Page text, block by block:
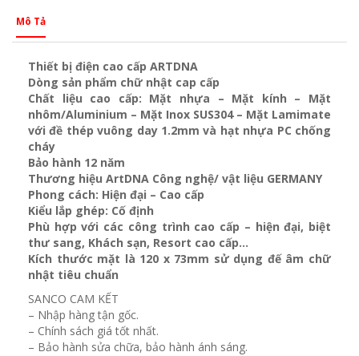
Mô Tả
Thiết bị điện cao cấp ARTDNA
Dòng sản phẩm chữ nhật cap cấp
Chất liệu cao cấp: Mặt nhựa – Mặt kính – Mặt
nhôm/Aluminium – Mặt Inox SUS304 – Mặt Lamimate
với đề thép vuông day 1.2mm và hạt nhựa PC chống
cháy
Bảo hành 12 năm
Thương hiệu ArtDNA Công nghệ/ vật liệu GERMANY
Phong cách: Hiện đại – Cao cấp
Kiểu lắp ghép: Cố định
Phù hợp với các công trình cao cấp – hiện đại, biệt
thư sang, Khách sạn, Resort cao cấp…
Kích thước mặt là 120 x 73mm sử dụng đế âm chữ
nhật tiêu chuẩn
SANCO CAM KẾT
– Nhập hàng tận gốc.
– Chính sách giá tốt nhất.
– Bảo hành sửa chữa, bảo hành ánh sáng.